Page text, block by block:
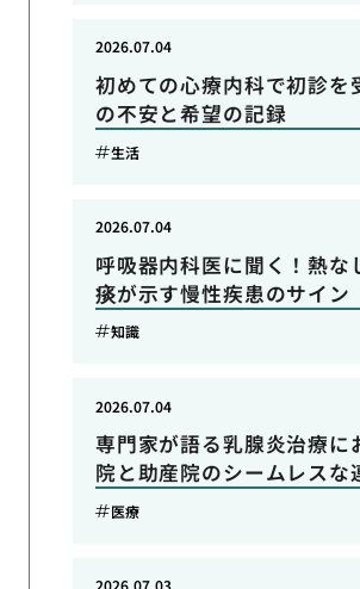
初めての心療内科で初診を
の不安と希望の記録
2026.07.04
生活
呼吸器内科医に聞く！熱な
痰が示す慢性疾患のサイン
2026.07.04
知識
専門家が語る乳腺炎治療に
院と助産院のシームレスな
2026.07.04
医療